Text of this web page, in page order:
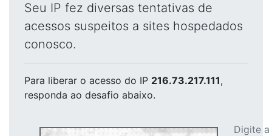
Seu IP fez diversas tentativas de
acessos suspeitos a sites hospedados
conosco.
Para liberar o acesso do IP 216.73.217.111,
responda ao desafio abaixo.
Digite